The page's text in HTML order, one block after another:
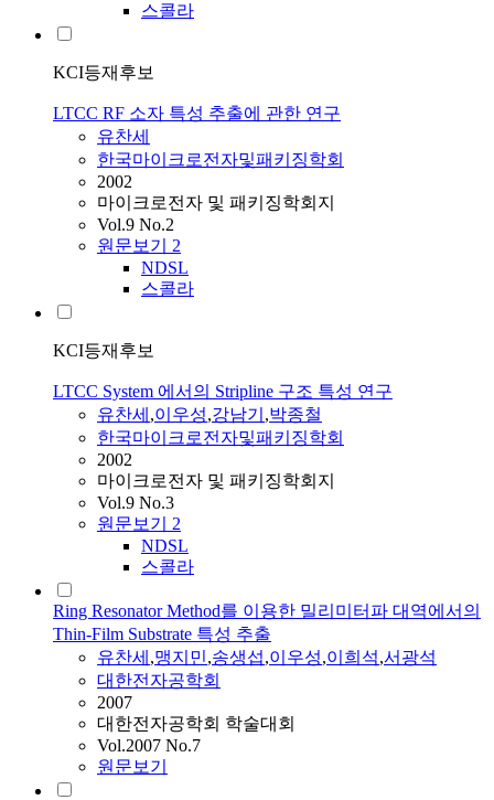
스콜라
KCI등재후보
LTCC RF 소자 특성 추출에 관한 연구
유찬세
한국마이크로전자및패키징학회
2002
마이크로전자 및 패키징학회지
Vol.9 No.2
원문보기 2
NDSL
스콜라
KCI등재후보
LTCC System 에서의 Stripline 구조 특성 연구
유찬세 ,이우성,강남기 ,박종철
한국마이크로전자및패키징학회
2002
마이크로전자 및 패키징학회지
Vol.9 No.3
원문보기 2
NDSL
스콜라
Ring Resonator Method를 이용한 밀리미터파 대역에서의
Thin-Film Substrate 특성 추출
유찬세 ,맹지민,송생섭,이우성,이희석,서광석
대한전자공학회
2007
대한전자공학회 학술대회
Vol.2007 No.7
원문보기